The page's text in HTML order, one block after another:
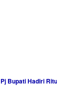
Pj Bupati Hadiri